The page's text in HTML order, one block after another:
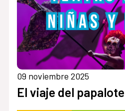
09 noviembre 2025
El viaje del papalote